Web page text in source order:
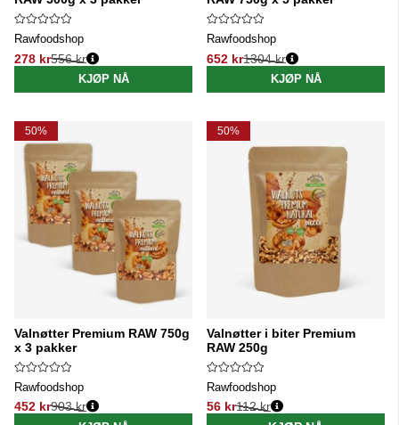
Rawfoodshop
278 kr
Vanlig pris:
556 kr
KJØP NÅ
Rawfoodshop
652 kr
Vanlig pris:
1304 kr
KJØP NÅ
50%
Valnøtter Premium RAW 750g
x 3 pakker
Rawfoodshop
452 kr
Vanlig pris:
903 kr
50%
Valnøtter i biter Premium
RAW 250g
Rawfoodshop
56 kr
Vanlig pris:
112 kr